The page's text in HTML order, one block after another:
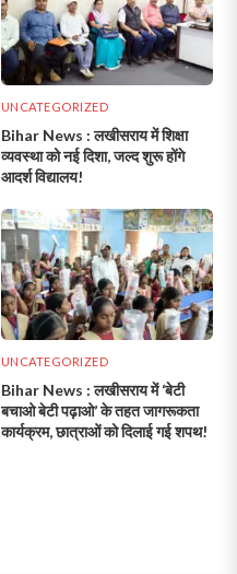
UNCATEGORIZED
Bihar News : लखीसराय में शिक्षा
व्यवस्था को नई दिशा, जल्द शुरू होंगे
आदर्श विद्यालय!
UNCATEGORIZED
Bihar News : लखीसराय में ‘बेटी
बचाओ बेटी पढ़ाओ’ के तहत जागरूकता
कार्यक्रम, छात्राओं को दिलाई गई शपथ!